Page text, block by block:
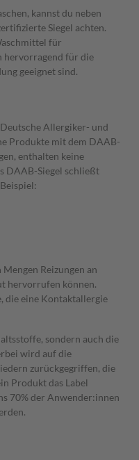
kannst du neben
Siegel achten.
für
hervorragend für die
geeignet sind.
Allergiker- und
Produkte mit dem DAAB-
enthalten keine
DAAB-Siegel schließt
Reizungen an
hervorrufen können.
die eine Kontaktallergie
sondern auch die
wird auf die
zurückgegriffen, die
Produkt das Label
70% der Anwender:innen